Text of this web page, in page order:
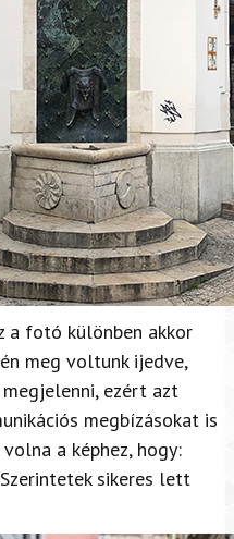
a fotó különben akkor
meg voltunk ijedve,
ezért azt
megbízásokat is
a képhez, hogy:
sikeres lett